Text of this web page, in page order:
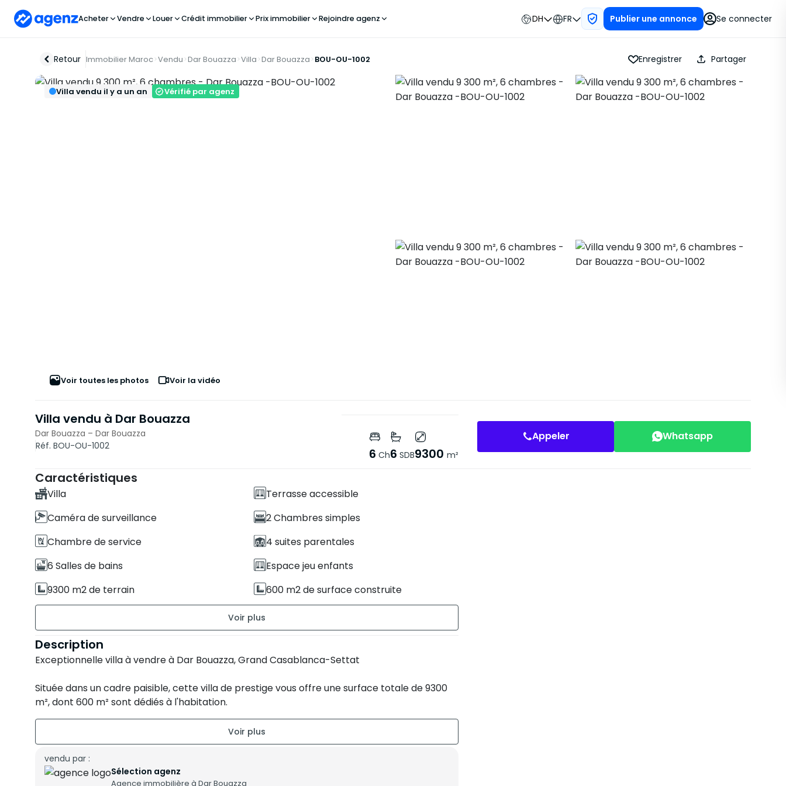
Acheter Vendre Louer Crédit immobilier Prix immobilier Rejoindre agenz DH FR Publier une annonce Se connecter
Retour Immobilier Maroc Vendu Dar Bouazza Villa Dar Bouazza BOU-OU-1002 Enregistrer Partager
Voir toutes les photos Voir la vidéo
Villa vendu il y a un an Vérifié par agenz
Villa vendu à Dar Bouazza
Dar Bouazza – Dar Bouazza
Réf. BOU-OU-1002
6 Ch6 SDB9300 m²
Appeler Whatsapp
Caractéristiques
Villa
Terrasse accessible
Caméra de surveillance
2 Chambres simples
Chambre de service
4 suites parentales
6 Salles de bains
Espace jeu enfants
9300 m2 de terrain
600 m2 de surface construite
Ancienneté de la construction : Entre 1 et
5 ans
Garage
Description
Exceptionnelle villa à vendre à Dar Bouazza, Grand Casablanca-Settat
Située dans un cadre paisible, cette villa de prestige vous offre une surface totale de 9300
m², dont 600 m² sont dédiés à l'habitation.
Vous profiterez d'un vaste jardin magnifiquement aménagé et d’un environnement idéal
pour la détente.
Caractéristiques principales :
vendu par :
Sélection agenz
Agence immobilière à Dar Bouazza